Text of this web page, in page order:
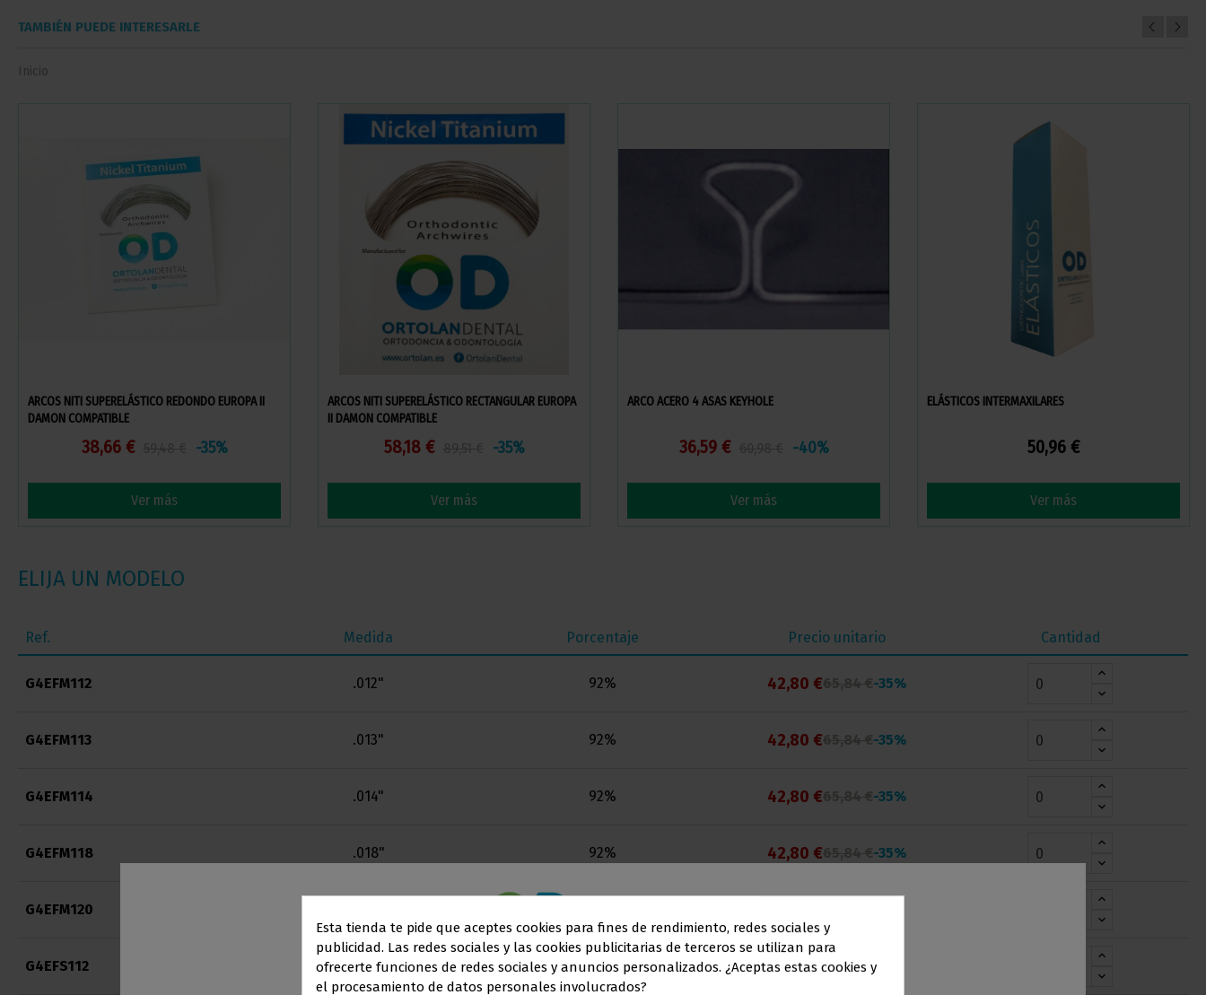
Este sitio web está dirigidoen exclusivaa
TAMBIÉN PUEDE INTERESARLE
Inicio
ARCOS NITI SUPERELÁSTICO REDONDO EUROPA II
DAMON COMPATIBLE
38,66 € -35%
Ver más
ARCOS NITI SUPERELÁSTICO RECTANGULAR EUROPA
II DAMON COMPATIBLE
58,18 € -35%
Ver más
ARCO ACERO 4 ASAS KEYHOLE
36,59 € -40%
Ver más
ELÁSTICOS INTERMAXILARES
50,96 €
Ver más
ELIJA UN MODELO
Ref. Medida Porcentaje Precio unitario Cantidad
G4EFM112 .012" 92% 42,80 € -35%
G4EFM113 .013" 92% 42,80 € -35%
G4EFM114 .014" 92% 42,80 € -35%
G4EFM118 .018" 92% 42,80 € -35%
G4EFM120
G4EFS112 .012" 84% 42,80 €65,84 €-35%
Esta tienda te pide que aceptes cookies para fines de rendimiento, redes sociales y
publicidad. Las redes sociales y las cookies publicitarias de terceros se utilizan para
ofrecerte funciones de redes sociales y anuncios personalizados. ¿Aceptas estas cookies y
el procesamiento de datos personales involucrados?